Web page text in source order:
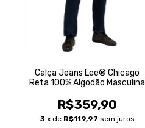
Calça Jeans Lee® Chicago
Reta 100% Algodão Masculina
R$359,90
3 x de R$119,97 sem juros